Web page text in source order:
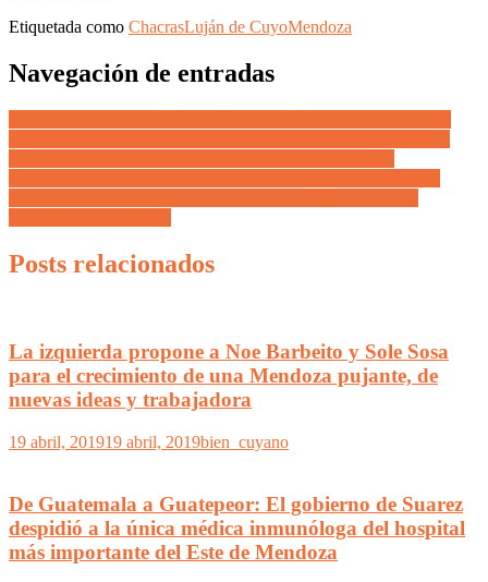
Etiquetada como ChacrasLuján de CuyoMendoza
Navegación de entradas
Posts relacionados
La izquierda propone a Noe Barbeito y Sole Sosa
para el crecimiento de una Mendoza pujante, de
nuevas ideas y trabajadora
19 abril, 201919 abril, 2019bien_cuyano
De Guatemala a Guatepeor: El gobierno de Suarez
despidió a la única médica inmunóloga del hospital
más importante del Este de Mendoza